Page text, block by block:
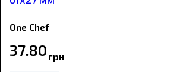
One Chef
37.80 грн